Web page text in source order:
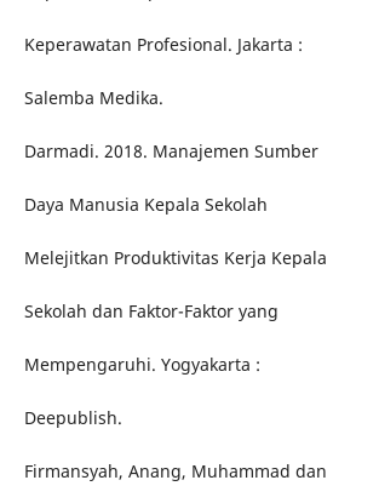
Keperawatan Profesional. Jakarta :
Salemba Medika.
Darmadi. 2018. Manajemen Sumber
Daya Manusia Kepala Sekolah
Melejitkan Produktivitas Kerja Kepala
Sekolah dan Faktor-Faktor yang
Mempengaruhi. Yogyakarta :
Deepublish.
Firmansyah, Anang, Muhammad dan